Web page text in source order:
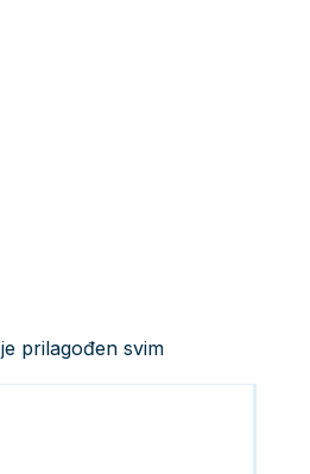
je prilagođen svim